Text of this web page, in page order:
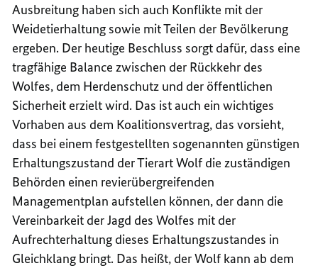
Ausbreitung haben sich auch Konflikte mit der
Weidetierhaltung sowie mit Teilen der Bevölkerung
ergeben. Der heutige Beschluss sorgt dafür, dass eine
tragfähige Balance zwischen der Rückkehr des
Wolfes, dem Herdenschutz und der öffentlichen
Sicherheit erzielt wird. Das ist auch ein wichtiges
Vorhaben aus dem Koalitionsvertrag, das vorsieht,
dass bei einem festgestellten sogenannten günstigen
Erhaltungszustand der Tierart Wolf die zuständigen
Behörden einen revierübergreifenden
Managementplan aufstellen können, der dann die
Vereinbarkeit der Jagd des Wolfes mit der
Aufrechterhaltung dieses Erhaltungszustandes in
Gleichklang bringt. Das heißt, der Wolf kann ab dem